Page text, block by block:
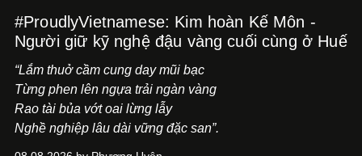
#ProudlyVietnamese: Kim hoàn Kế Môn -
Người giữ kỹ nghệ đậu vàng cuối cùng ở Huế
“Lắm thuở cầm cung day mũi bạc
Từng phen lên ngựa trải ngàn vàng
Rao tài bủa vớt oai lừng lẫy
Nghề nghiệp lâu dài vững đặc san”.